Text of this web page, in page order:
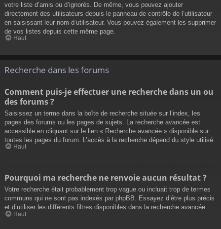
votre liste d’amis ou d’ignorés. De même, vous pouvez ajouter
directement des utilisateurs depuis le panneau de contrôle de l’utilisateur
en saisissant leur nom d’utilisateur. Vous pouvez également les supprimer
de vos listes depuis cette même page.
Haut
Recherche dans les forums
Comment puis-je effectuer une recherche dans un ou
des forums ?
Saisissez un terme dans la boîte de recherche située sur l’index, les
pages des forums ou les pages de sujets. La recherche avancée est
accessible en cliquant sur le lien « Recherche avancée » disponible sur
toutes les pages du forum. L’accès à la recherche dépend du style utilisé.
Haut
Pourquoi ma recherche ne renvoie aucun résultat ?
Votre recherche était probablement trop vague ou incluait trop de termes
communs qui ne sont pas indexés par phpBB. Essayez d’être plus précis
et d’utiliser les différents filtres disponibles dans la recherche avancée.
Haut